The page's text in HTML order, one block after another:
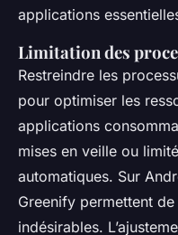
applications
Limitation des
Restreindre les
pour optimiser les
applications
mises en veille ou
automatiques. Sur
Greenify permettent
indésirables.